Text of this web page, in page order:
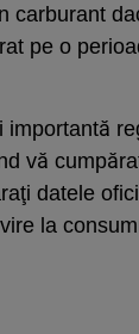
carburant
pe o
importantă
vă
datele
la